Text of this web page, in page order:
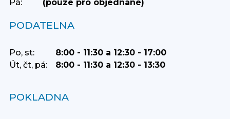
Pá:
(pouze pro objednané)
PODATELNA
Po, st:
8:00 - 11:30 a 12:30 - 17:00
Út, čt, pá:
8:00 - 11:30 a 12:30 - 13:30
POKLADNA